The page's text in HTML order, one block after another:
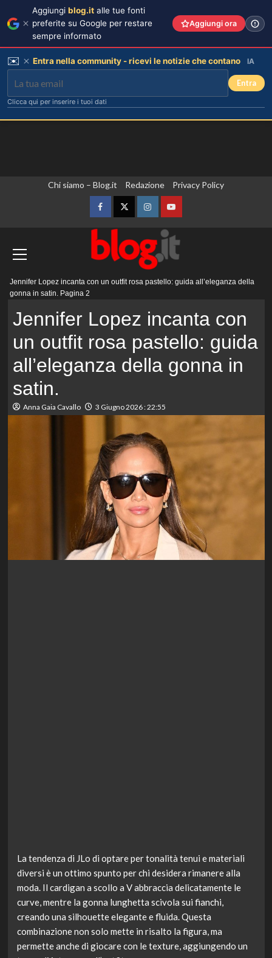
Chi siamo – Blog.it Redazione Privacy Policy
FacebookTwitterInstagramYouTube
principale
Jennifer Lopez incanta con un outfit rosa pastello: guida all’eleganza della
gonna in satin. Pagina 2
Jennifer Lopez incanta con
un outfit rosa pastello: guida
all’eleganza della gonna in
satin.
Anna Gaia Cavallo 3 Giugno 2026 : 22:55
La tendenza di JLo di optare per tonalità tenui e materiali
diversi è un ottimo spunto per chi desidera rimanere alla
moda. Il cardigan a scollo a V abbraccia delicatamente le
curve, mentre la gonna lunghetta scivola sui fianchi,
creando una silhouette elegante e fluida. Questa
combinazione non solo mette in risalto la figura, ma
permette anche di giocare con le texture, aggiungendo un
Aggiungi blog.it alle tue fonti
preferite su Google per restare
sempre informato
Aggiungi ora
✉️ Entra nella community - ricevi le notizie che contano IA
Entra
Clicca qui per inserire i tuoi dati